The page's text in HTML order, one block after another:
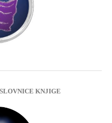
KNJIGE